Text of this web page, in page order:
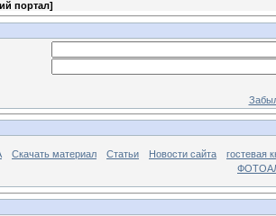
портал]
Скачать материал Статьи Новости сайта
гостевая